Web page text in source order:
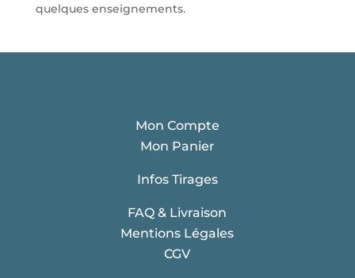
quelques enseignements.
Mon Compte
Mon Panier
Infos Tirages
FAQ & Livraison
Mentions Légales
CGV